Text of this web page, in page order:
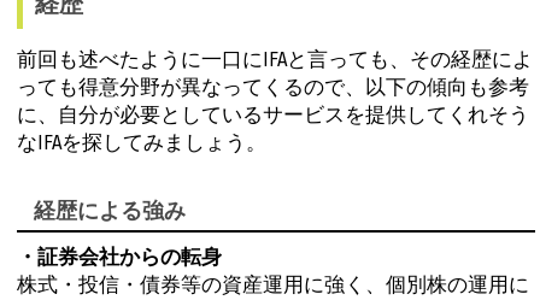
前回も述べたように一口にIFAと言っても、その経歴によ
っても得意分野が異なってくるので、以下の傾向も参考
に、自分が必要としているサービスを提供してくれそう
なIFAを探してみましょう。
経歴による強み
・証券会社からの転身
株式・投信・債券等の資産運用に強く、個別株の運用に